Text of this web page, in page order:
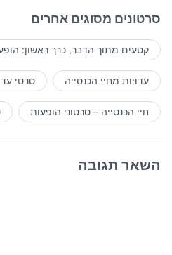
סרטונים מסוגים אחרים
קטעים מתוך הדבר, כרך ראשון:
עדויות מחיי הכנסייה סרטי
חיי הכנסייה – סרטוני הופעות
השאר תגובה